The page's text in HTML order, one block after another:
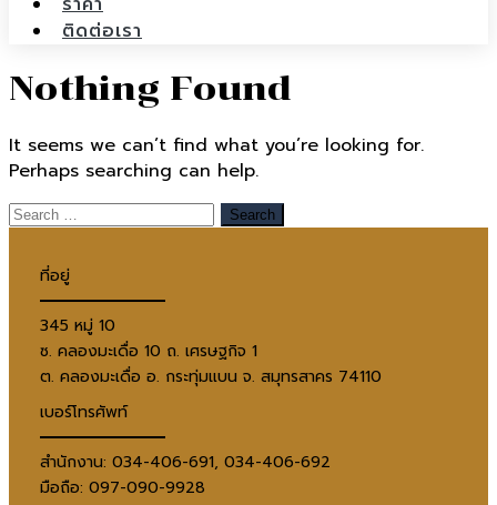
ติดต่อเรา
Nothing Found
It seems we can’t find what you’re looking for.
Perhaps searching can help.
ที่อยู่
345 หมู่ 10
ซ. คลองมะเดื่อ 10 ถ. เศรษฐกิจ 1
ต. คลองมะเดื่อ อ. กระทุ่มแบน จ. สมุทรสาคร 74110
เบอร์โทรศัพท์
สำนักงาน: 034-406-691, 034-406-692
มือถือ: 097-090-9928